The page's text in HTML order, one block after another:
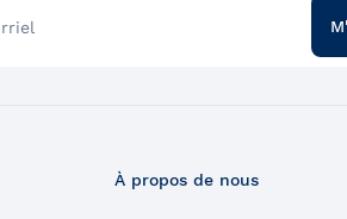
À propos de nous